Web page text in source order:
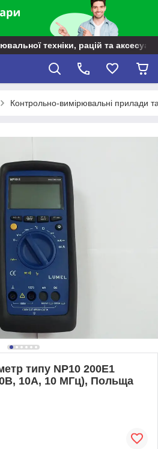
техніки, рацій та
Контрольно-вимірювальні прилади
типу NP10 200Е1
10А, 10 МГц), Польща